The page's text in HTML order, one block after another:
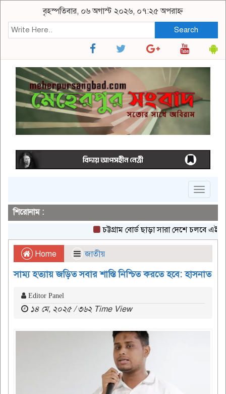
বৃহস্পতিবার, ০৬ অগাস্ট ২০২৬, ০৭:২৫ অপরাহ্ন
Search
Toggle
শিরোনাম :
চট্টগ্রাম বোর্ড ছাড়া সারা দেশে চলবে এইচএসসি
Home জাতীয়
সাম্য হত্যায় জড়িত সবার শাস্তি নিশ্চিত করতে হবে: হাসনাত
Editor Panel
১৪ মে, ২০২৫ / ৩৬২ Time View